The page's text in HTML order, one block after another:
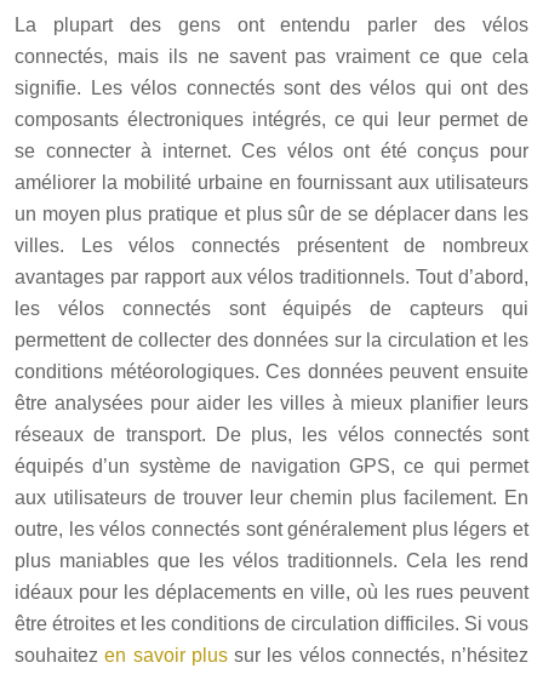
La plupart des gens ont entendu parler des vélos
connectés, mais ils ne savent pas vraiment ce que cela
signifie. Les vélos connectés sont des vélos qui ont des
composants électroniques intégrés, ce qui leur permet de
se connecter à internet. Ces vélos ont été conçus pour
améliorer la mobilité urbaine en fournissant aux utilisateurs
un moyen plus pratique et plus sûr de se déplacer dans les
villes. Les vélos connectés présentent de nombreux
avantages par rapport aux vélos traditionnels. Tout d’abord,
les vélos connectés sont équipés de capteurs qui
permettent de collecter des données sur la circulation et les
conditions météorologiques. Ces données peuvent ensuite
être analysées pour aider les villes à mieux planifier leurs
réseaux de transport. De plus, les vélos connectés sont
équipés d’un système de navigation GPS, ce qui permet
aux utilisateurs de trouver leur chemin plus facilement. En
outre, les vélos connectés sont généralement plus légers et
plus maniables que les vélos traditionnels. Cela les rend
idéaux pour les déplacements en ville, où les rues peuvent
être étroites et les conditions de circulation difficiles. Si vous
souhaitezen savoir plussur les vélos connectés, n’hésitez